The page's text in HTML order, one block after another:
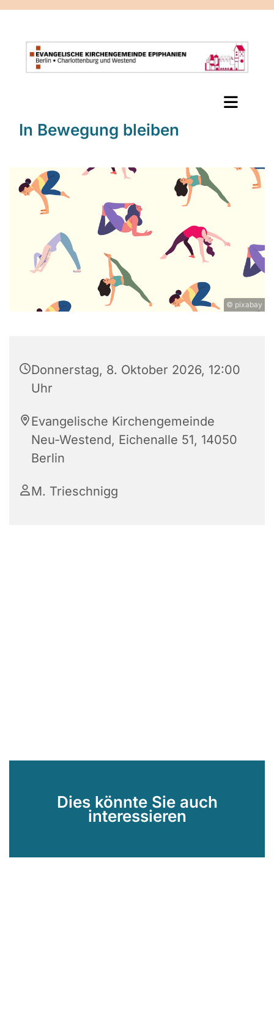
In Bewegung bleiben
© pixabay
Donnerstag, 8. Oktober 2026, 12:00
Uhr
Evangelische Kirchengemeinde
Neu-Westend, Eichenalle 51, 14050
Berlin
M. Trieschnigg
Dies könnte Sie auch
interessieren